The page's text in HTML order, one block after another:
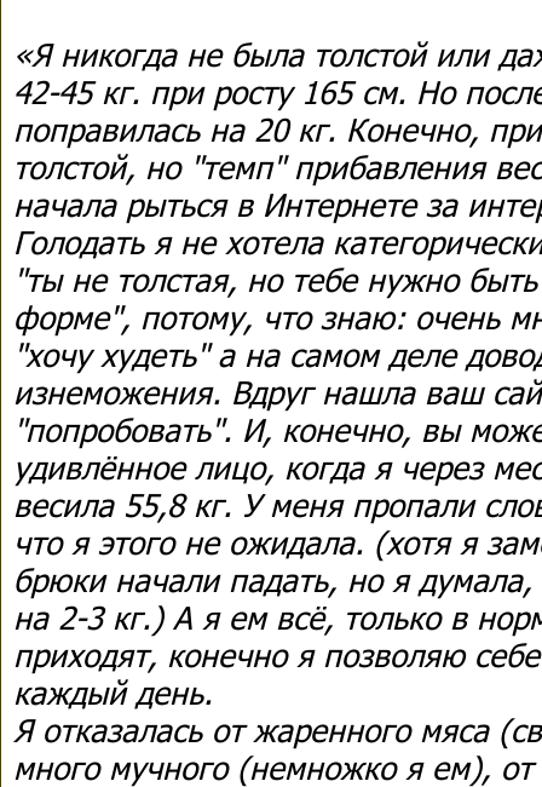
«Я никогда не была толстой или
42-45 кг. при росту 165 см. Но
поправилась на 20 кг. Конечно,
толстой, но "темп" прибавления
начала рыться в Интернете за
Голодать я не хотела
"ты не толстая, но тебе нужно
форме", потому, что знаю: очень
"хочу худеть" а на самом деле
изнеможения. Вдруг нашла ваш
"попробовать". И, конечно, вы
удивлённое лицо, когда я через
весила 55,8 кг. У меня пропали
что я этого не ожидала. (хотя я
брюки начали падать, но я
на 2-3 кг.) А я ем всё, только в
приходят, конечно я позволяю
каждый день.
Я отказалась от жаренного мяса
много мучного (немножко я ем), от